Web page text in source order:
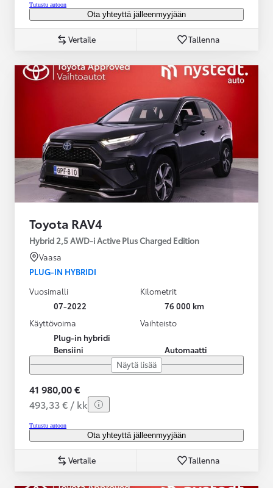
Tutustu autoon
Ota yhteyttä jälleenmyyjään
Vertaile Tallenna
Toyota RAV4
Hybrid 2,5 AWD-i Active Plus Charged Edition
Vaasa
PLUG-IN HYBRIDI
Vuosimalli
07-2022
Kilometrit
76 000 km
Käyttövoima
Plug-in hybridi
Bensiini
Vaihteisto
Automaatti
Näytä lisää
41 980,00 €
493,33 € / kk
Tutustu autoon
Ota yhteyttä jälleenmyyjään
Vertaile Tallenna